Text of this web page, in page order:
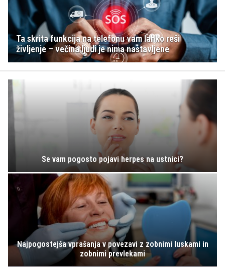
Ta skrita funkcija na telefonu vam lahko reši
življenje – večina ljudi je nima nastavljene
Se vam pogosto pojavi herpes na ustnici?
Najpogostejša vprašanja v povezavi z zobnimi luskami in
zobnimi prevlekami